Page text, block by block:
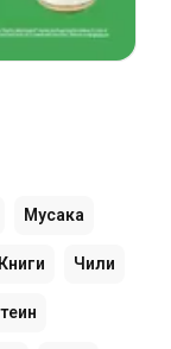
Мусака
Книги Чили